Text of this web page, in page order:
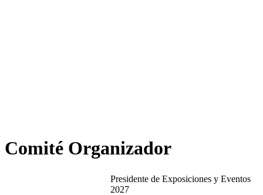
Comité Organizador
Presidente de Exposiciones y Eventos
2027